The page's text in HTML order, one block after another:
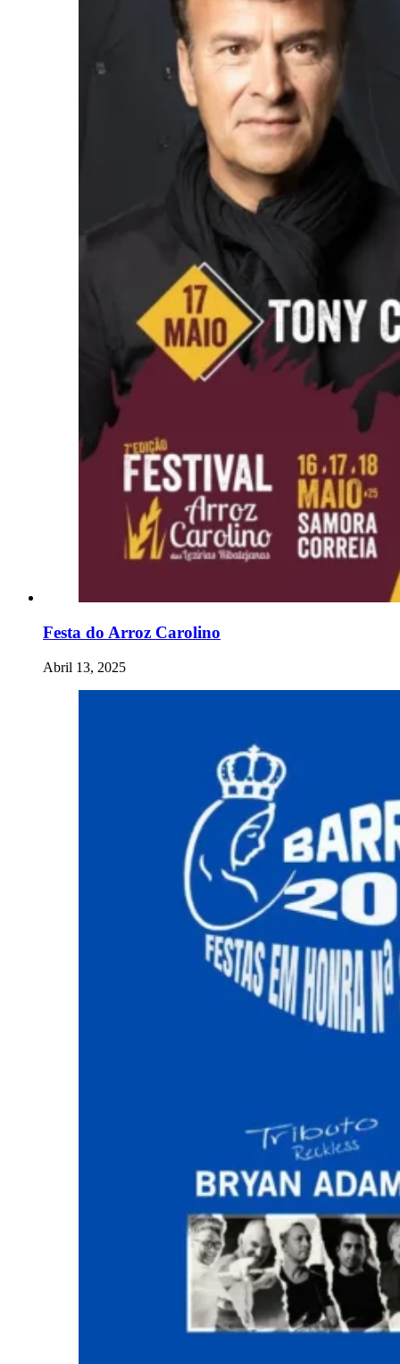
Festa do Arroz Carolino
Abril 13, 2025